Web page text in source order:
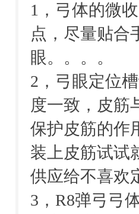
1，弓体的微
点，尽量贴合
眼。。。。
2，弓眼定位
度一致，皮筋
保护皮筋的作
装上皮筋试试
供应给不喜欢
3，R8弹弓弓